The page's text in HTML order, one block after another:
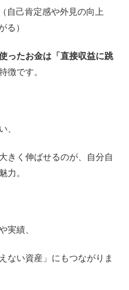
自己肯定感や外見の向上
る）
ったお金は「直接収益に跳
徴です。
、
きく伸ばせるのが、自分自
力。
実績、
ない資産」にもつながりま